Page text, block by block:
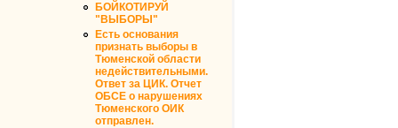
БОЙКОТИРУЙ
"ВЫБОРЫ"
Есть основания
признать выборы в
Тюменской области
недействительными.
Ответ за ЦИК. Отчет
ОБСЕ о нарушениях
Тюменского ОИК
отправлен.